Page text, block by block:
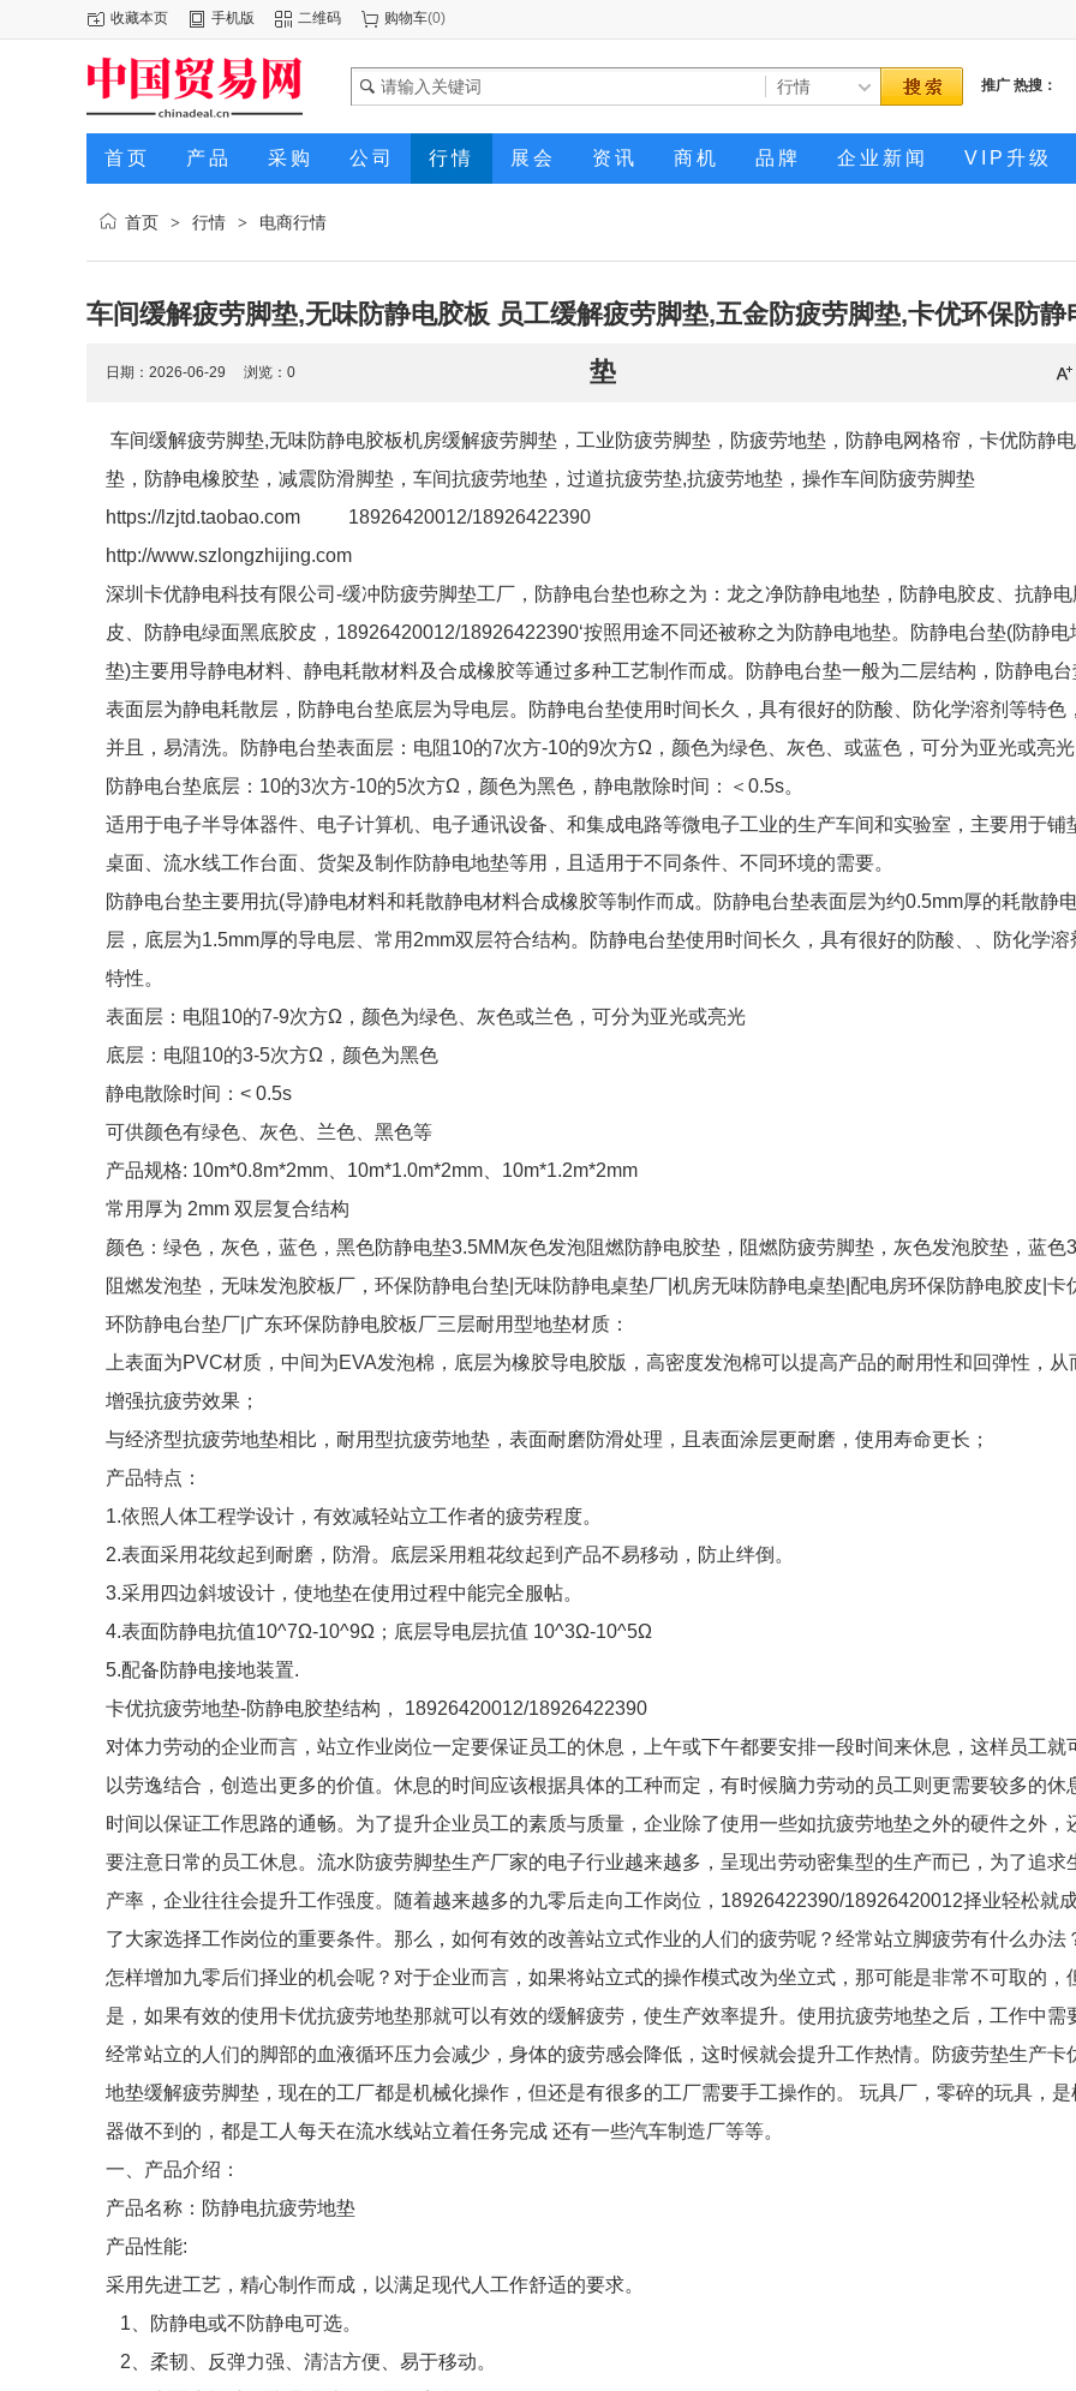
收藏本页 手机版 二维码 购物车(0)
推广 热搜：
首页 产品 采购 公司 行情 展会 资讯 商机 品牌 企业新闻 VIP升级
首页 > 行情 > 电商行情
车间缓解疲劳脚垫,无味防静电胶板 员工缓解疲劳脚垫,五金防疲劳脚垫,卡优环保防静
垫
日期：2026-06-29 浏览： 0
车间缓解疲劳脚垫,无味防静电胶板机房缓解疲劳脚垫，工业防疲劳脚垫，防疲劳地垫，防静电网格帘，卡优防静
垫，防静电橡胶垫，减震防滑脚垫，车间抗疲劳地垫，过道抗疲劳垫,抗疲劳地垫，操作车间防疲劳脚垫
https://lzjtd.taobao.com 18926420012/18926422390
http://www.szlongzhijing.com
深圳卡优静电科技有限公司-缓冲防疲劳脚垫工厂，防静电台垫也称之为：龙之净防静电地垫，防静电胶皮、抗静电
皮、防静电绿面黑底胶皮，18926420012/18926422390‘按照用途不同还被称之为防静电地垫。防静电台垫(防静电
垫)主要用导静电材料、静电耗散材料及合成橡胶等通过多种工艺制作而成。防静电台垫一般为二层结构，防静电台
表面层为静电耗散层，防静电台垫底层为导电层。防静电台垫使用时间长久，具有很好的防酸、防化学溶剂等特色
并且，易清洗。防静电台垫表面层：电阻10的7次方-10的9次方Ω，颜色为绿色、灰色、或蓝色，可分为亚光或亮
防静电台垫底层：10的3次方-10的5次方Ω，颜色为黑色，静电散除时间：＜0.5s。
适用于电子半导体器件、电子计算机、电子通讯设备、和集成电路等微电子工业的生产车间和实验室，主要用于铺
桌面、流水线工作台面、货架及制作防静电地垫等用，且适用于不同条件、不同环境的需要。
防静电台垫主要用抗(导)静电材料和耗散静电材料合成橡胶等制作而成。防静电台垫表面层为约0.5mm厚的耗散静
层，底层为1.5mm厚的导电层、常用2mm双层符合结构。防静电台垫使用时间长久，具有很好的防酸、、防化学溶
特性。
表面层：电阻10的7-9次方Ω，颜色为绿色、灰色或兰色，可分为亚光或亮光
底层：电阻10的3-5次方Ω，颜色为黑色
静电散除时间：< 0.5s
可供颜色有绿色、灰色、兰色、黑色等
产品规格: 10m*0.8m*2mm、10m*1.0m*2mm、10m*1.2m*2mm
常用厚为 2mm 双层复合结构
颜色：绿色，灰色，蓝色，黑色防静电垫3.5MM灰色发泡阻燃防静电胶垫，阻燃防疲劳脚垫，灰色发泡胶垫，蓝色
阻燃发泡垫，无味发泡胶板厂，环保防静电台垫|无味防静电桌垫厂|机房无味防静电桌垫|配电房环保防静电胶皮|卡
环防静电台垫厂|广东环保防静电胶板厂三层耐用型地垫材质：
上表面为PVC材质，中间为EVA发泡棉，底层为橡胶导电胶版，高密度发泡棉可以提高产品的耐用性和回弹性，从
增强抗疲劳效果；
与经济型抗疲劳地垫相比，耐用型抗疲劳地垫，表面耐磨防滑处理，且表面涂层更耐磨，使用寿命更长；
产品特点：
1.依照人体工程学设计，有效减轻站立工作者的疲劳程度。
2.表面采用花纹起到耐磨，防滑。底层采用粗花纹起到产品不易移动，防止绊倒。
3.采用四边斜坡设计，使地垫在使用过程中能完全服帖。
4.表面防静电抗值10^7Ω-10^9Ω；底层导电层抗值 10^3Ω-10^5Ω
5.配备防静电接地装置.
卡优抗疲劳地垫-防静电胶垫结构， 18926420012/18926422390
对体力劳动的企业而言，站立作业岗位一定要保证员工的休息，上午或下午都要安排一段时间来休息，这样员工就
以劳逸结合，创造出更多的价值。休息的时间应该根据具体的工种而定，有时候脑力劳动的员工则更需要较多的休
时间以保证工作思路的通畅。为了提升企业员工的素质与质量，企业除了使用一些如抗疲劳地垫之外的硬件之外，
要注意日常的员工休息。流水防疲劳脚垫生产厂家的电子行业越来越多，呈现出劳动密集型的生产而已，为了追求
产率，企业往往会提升工作强度。随着越来越多的九零后走向工作岗位，18926422390/18926420012择业轻松就
了大家选择工作岗位的重要条件。那么，如何有效的改善站立式作业的人们的疲劳呢？经常站立脚疲劳有什么办法
怎样增加九零后们择业的机会呢？对于企业而言，如果将站立式的操作模式改为坐立式，那可能是非常不可取的，
是，如果有效的使用卡优抗疲劳地垫那就可以有效的缓解疲劳，使生产效率提升。使用抗疲劳地垫之后，工作中需
经常站立的人们的脚部的血液循环压力会减少，身体的疲劳感会降低，这时候就会提升工作热情。防疲劳垫生产卡
地垫缓解疲劳脚垫，现在的工厂都是机械化操作，但还是有很多的工厂需要手工操作的。 玩具厂，零碎的玩具，是
器做不到的，都是工人每天在流水线站立着任务完成 还有一些汽车制造厂等等。
一、产品介绍：
产品名称：防静电抗疲劳地垫
产品性能:
采用先进工艺，精心制作而成，以满足现代人工作舒适的要求。
1、防静电或不防静电可选。
2、柔韧、反弹力强、清洁方便、易于移动。